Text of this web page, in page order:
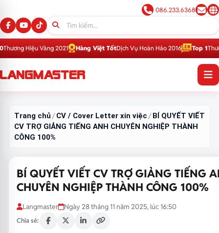
086.233.6368
2021 Hàng Việt TốtDịch Vụ Hoàn Hảo 2016 Top 1Thương Hiệu Giáo
Trang chủ /CV / Cover Letter xin việc /BÍ QUYẾT VIẾT
CV TRỢ GIẢNG TIẾNG ANH CHUYÊN NGHIỆP THÀNH
CÔNG 100%
BÍ QUYẾT VIẾT CV TRỢ GIẢNG TIẾNG
CHUYÊN NGHIỆP THÀNH CÔNG 100%
Langmaster Ngày 28 tháng 11 năm 2025, lúc 16:50
Chia sẻ: